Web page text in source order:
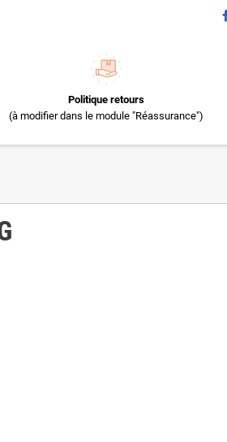
Politique retours
(à modifier dans le module "Réassurance")